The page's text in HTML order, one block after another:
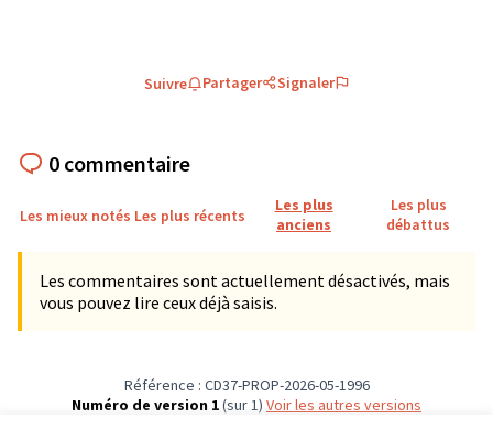
Suivre Partager Signaler
0 commentaire
Les mieux notés Les plus récents
Les plus
anciens
Les plus
débattus
Les commentaires sont actuellement désactivés, mais
vous pouvez lire ceux déjà saisis.
Référence : CD37-PROP-2026-05-1996
Numéro de version 1(sur 1)
voir les autres versions